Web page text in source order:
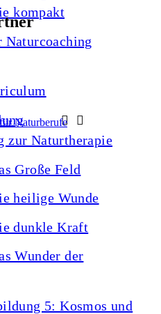
kompakt
Naturcoaching
zur Naturtherapie
Große Feld
heilige Wunde
dunkle Kraft
Wunder der
5: Kosmos und
Naturberufe